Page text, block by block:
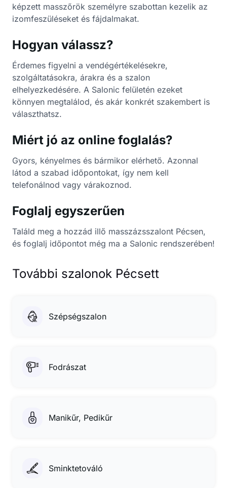
képzett masszőrök személyre szabottan kezelik az
izomfeszüléseket és fájdalmakat.
Hogyan válassz?
Érdemes figyelni a vendégértékelésekre,
szolgáltatásokra, árakra és a szalon
elhelyezkedésére. A Salonic felületén ezeket
könnyen megtalálod, és akár konkrét szakembert is
választhatsz.
Miért jó az online foglalás?
Gyors, kényelmes és bármikor elérhető. Azonnal
látod a szabad időpontokat, így nem kell
telefonálnod vagy várakoznod.
Foglalj egyszerűen
Találd meg a hozzád illő masszázsszalont Pécsen,
és foglalj időpontot még ma a Salonic rendszerében!
További szalonok Pécsett
Szépségszalon
Fodrászat
Manikűr, Pedikűr
Sminktetováló